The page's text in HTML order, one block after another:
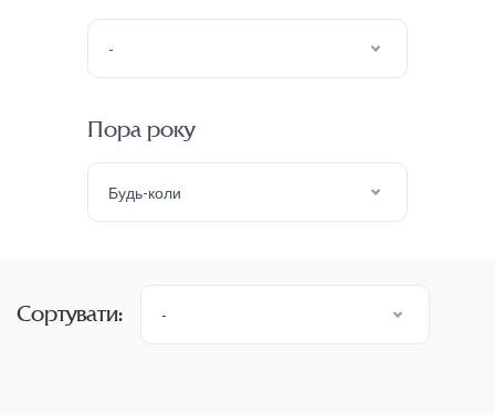
-
Пора року
Будь-коли
Сортувати: -